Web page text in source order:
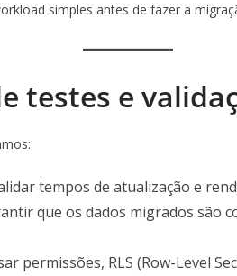
simples antes de fazer a
testes e
tempos de atualização e
que os dados migrados são
permissões, RLS (Row-Level